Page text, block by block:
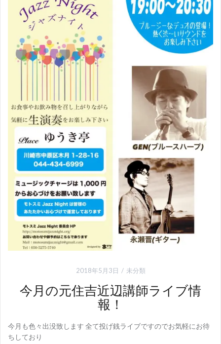
2018年5月3日 未分類
今月の元住吉近辺講師ライブ情
報！
今月も色々出没致します 全て投げ銭ライブですのでお気軽にお待
ちしており